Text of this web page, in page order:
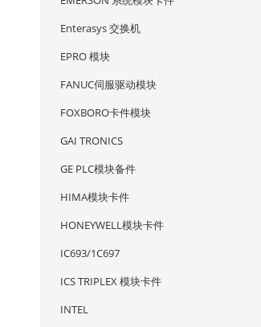
Enterasys 交换机
EPRO 模块
FANUC伺服驱动模块
FOXBORO卡件模块
GAI TRONICS
GE PLC模块备件
HIMA模块卡件
HONEYWELL模块卡件
IC693/1C697
ICS TRIPLEX 模块卡件
INTEL